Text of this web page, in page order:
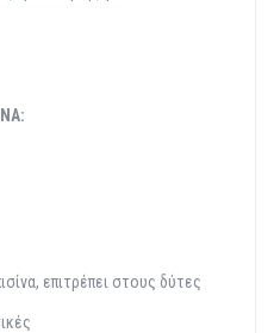
επιτρέπει στους δύτες